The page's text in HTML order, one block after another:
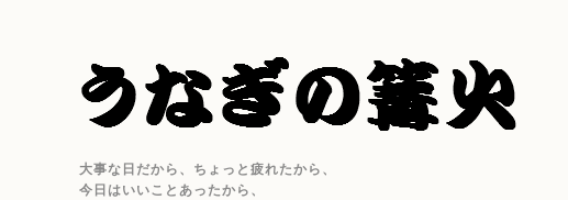
大事な日だから、ちょっと疲れたから、
今日はいいことあったから、